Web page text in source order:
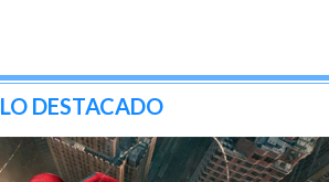
LO DESTACADO